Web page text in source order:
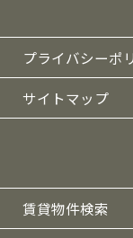
プライバシーポ
サイトマップ
賃貸物件検索